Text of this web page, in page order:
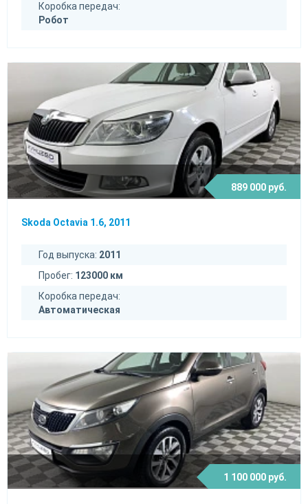
Коробка передач:
Робот
889 000 руб.
Skoda Octavia 1.6, 2011
Год выпуска: 2011
Пробег: 123000 км
Коробка передач:
Автоматическая
1 100 000 руб.